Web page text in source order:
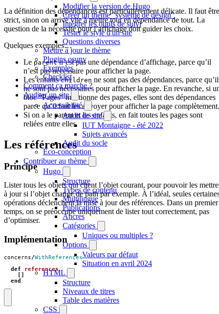
Modifier la version de Hugo
Créer un thème "système de design"
Intégrer les outils de suivi
Tester le style d'un site
Questions diverses
Mettre à jour le thème
Plugins osuny
Exemples
Checklist
Comment ça marche ?
Auditer un site
Accessibilité
Audit de site
IUT Montaigne - été 2022
Sujets avancés
Audit du socle
Éco-conception
Contribuer au thème
Hugo
Structure
Types de contenu
Multilingue
Publications
Ancres
Catégories
Uniques ou multiples ?
Options
Valeurs par défaut
Situation en avril 2024
HTML
Structure
Niveaux de titres
Table des matières
CSS
La définition des dépendances est particulièrement délicate. Il faut être
strict, sinon on arrive vite à mettre tout en dépendance de tout. La
question de la nécessité pour l’affichage doit guider les choix.
Quelques exemples…
Le parentn’est pas une dépendance d’affichage, parce qu’il
n’est pas nécessaire pour afficher la page.
Les enfantschildren ne sont pas des dépendances, parce
ne sont pas nécessaires pour afficher la page. En revanche, si
bloc “Pages” mentionne des pages, elles sont des dépendances
parce qu’il faut les envoyer pour afficher la page complètement.
Si on a le parent et les enfants, en fait toutes les pages sont
reliées entre elles.
Les références
Principe
Lister tous les objets qui citent l’objet courant, pour pouvoir les mettre
à jour si l’objet change de path par exemple. À l’idéal, seules
opérations déclenchent la mise à jour des références. Dans un premier
temps, on se préoccupe uniquement de lister tout correctement, pas
d’optimiser.
Implémentation
concerns/WithReferences
def
references
[]
end